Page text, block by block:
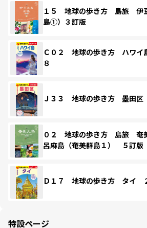
１５ 地球の歩き方 島旅 伊
島①）３訂版
Ｃ０２ 地球の歩き方 ハワイ
８
Ｊ３３ 地球の歩き方 墨田区
０２ 地球の歩き方 島旅 奄
呂麻島（奄美群島１） ５訂版
Ｄ１７ 地球の歩き方 タイ
特設ページ